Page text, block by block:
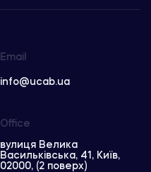
Email
info@ucab.ua
Office
вулиця Велика
Васильківська, 41, Київ,
02000, (2 поверх)